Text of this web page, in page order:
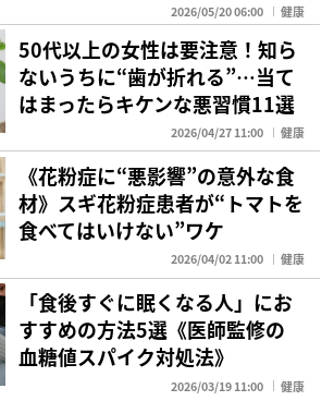
2026/05/20 06:00 健康
50代以上の女性は要注意！知ら
ないうちに“歯が折れる”…当て
はまったらキケンな悪習慣11選
2026/04/27 11:00 健康
《花粉症に“悪影響”の意外な食
材》スギ花粉症患者が“トマトを
食べてはいけない”ワケ
2026/04/02 11:00 健康
「食後すぐに眠くなる人」にお
すすめの方法5選《医師監修の
血糖値スパイク対処法》
2026/03/19 11:00 健康